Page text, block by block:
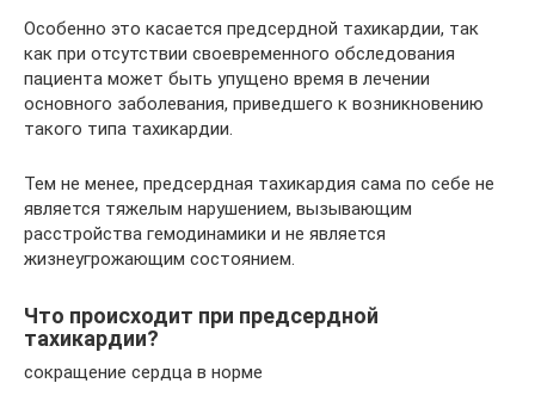
Особенно это касается предсердной тахикардии, так
как при отсутствии своевременного обследования
пациента может быть упущено время в лечении
основного заболевания, приведшего к возникновению
такого типа тахикардии.
Тем не менее, предсердная тахикардия сама по себе не
является тяжелым нарушением, вызывающим
расстройства гемодинамики и не является
жизнеугрожающим состоянием.
Что происходит при предсердной
тахикардии?
сокращение сердца в норме